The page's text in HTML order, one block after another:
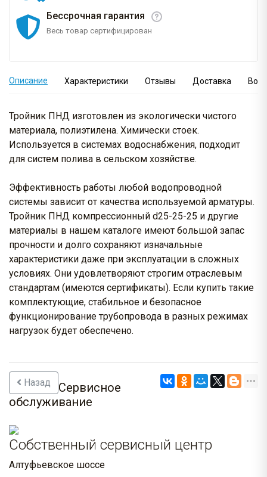
Бессрочная гарантия
Весь товар сертифицирован
Описание Характеристики Отзывы Доставка
Тройник ПНД изготовлен из экологически чистого
материала, полиэтилена. Химически стоек.
Используется в системах водоснабжения, подходит
для систем полива в сельском хозяйстве.
Эффективность работы любой водопроводной
системы зависит от качества используемой арматуры.
Тройник ПНД компрессионный d25-25-25 и другие
материалы в нашем каталоге имеют большой запас
прочности и долго сохраняют изначальные
характеристики даже при эксплуатации в сложных
условиях. Они удовлетворяют строгим отраслевым
стандартам (имеются сертификаты). Если купить такие
комплектующие, стабильное и безопасное
функционирование трубопровода в разных режимах
нагрузок будет обеспечено.
Назад
Сервисное
обслуживание
Собственный сервисный центр
Алтуфьевское шоссе